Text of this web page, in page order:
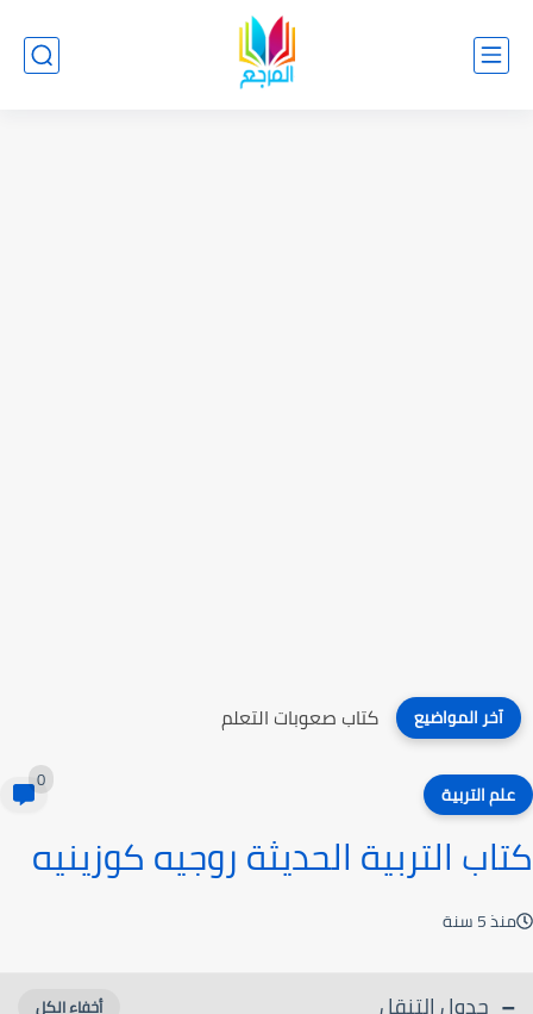
آخر المواضيع كتاب صعوبات التعلم
علم التربية 0
كتاب التربية الحديثة روجيه كوزينيه
منذ 5 سنة